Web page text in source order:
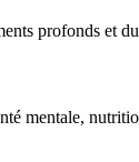
profonds et
mentale,